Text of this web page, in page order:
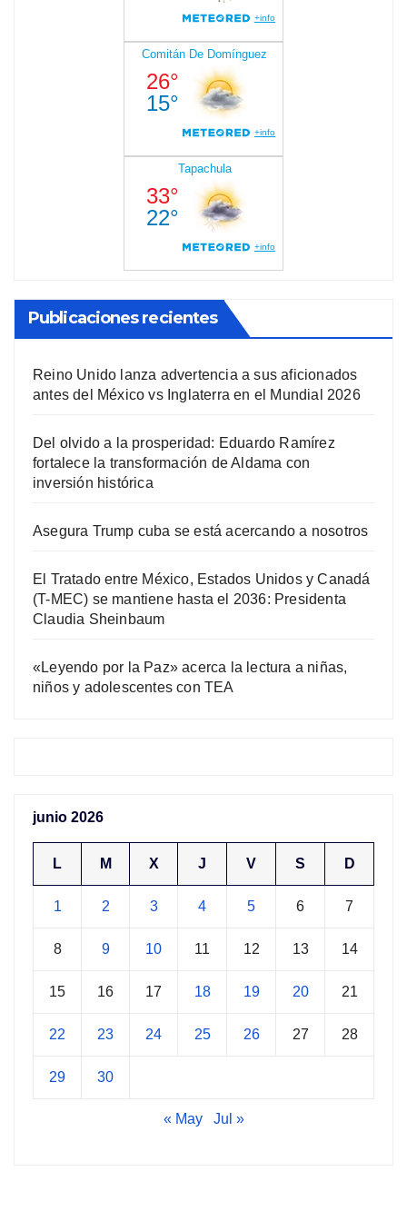
Publicaciones recientes
Reino Unido lanza advertencia a sus aficionados
antes del México vs Inglaterra en el Mundial 2026
Del olvido a la prosperidad: Eduardo Ramírez
fortalece la transformación de Aldama con
inversión histórica
Asegura Trump cuba se está acercando a nosotros
El Tratado entre México, Estados Unidos y Canadá
(T-MEC) se mantiene hasta el 2036: Presidenta
Claudia Sheinbaum
«Leyendo por la Paz» acerca la lectura a niñas,
niños y adolescentes con TEA
junio 2026
L M X J V S D
1 2 3 4 5 6 7
8 9 10 11 12 13 14
15 16 17 18 19 20 21
22 23 24 25 26 27 28
29 30
« May Jul »